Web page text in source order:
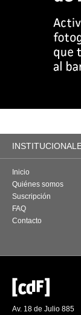
Inicio
Quiénes somos
Suscripción
FAQ
Contacto
Av. 18 de Julio 885